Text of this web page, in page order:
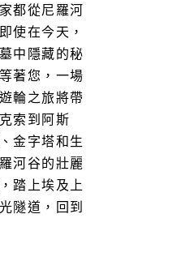
都從尼羅河
使在今天，
中隱藏的秘
著您，一場
輪之旅將帶
索到阿斯
金字塔和生
河谷的壯麗
踏上埃及上
隧道，回到